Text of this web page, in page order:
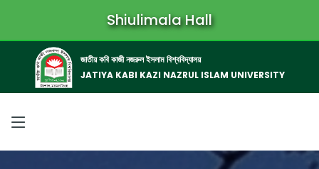
Shiulimala Hall
জাতীয় কবি কাজী নজরুল ইসলাম বিশ্ববিদ্যালয়
JATIYA KABI KAZI NAZRUL ISLAM UNIVERSITY